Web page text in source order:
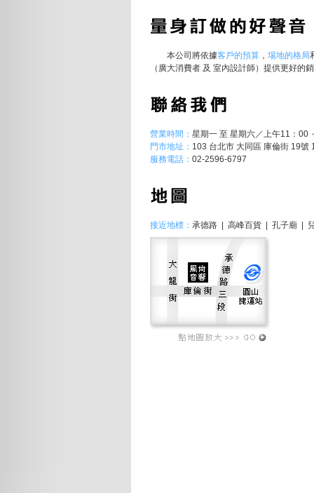
本公司將依據客戶的預算， 場地的格局
（廣大消費者 及 室內設計師）提供更好的
營業時間： 星期一 至 星期六／上午11：00
門市地址： 103 台北市 大同區 庫倫街 19號
服務電話： 02-2596-6797
接近地標： 承德路 | 高峰百貨 | 孔子廟 |